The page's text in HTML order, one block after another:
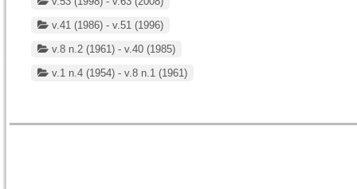
v.41 (1986) - v.51 (1996)
v.8 n.2 (1961) - v.40 (1985)
v.1 n.4 (1954) - v.8 n.1 (1961)